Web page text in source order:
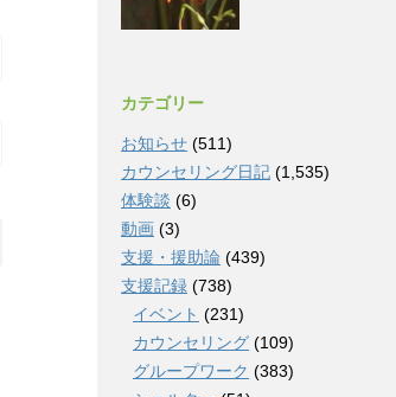
カテゴリー
お知らせ (511)
カウンセリング日記 (1,535)
体験談 (6)
動画 (3)
支援・援助論 (439)
支援記録 (738)
イベント (231)
カウンセリング (109)
グループワーク (383)